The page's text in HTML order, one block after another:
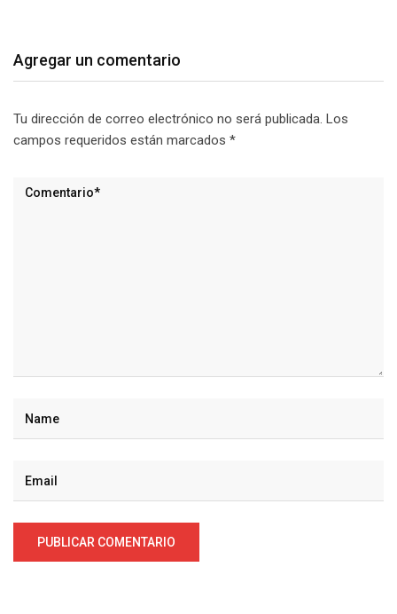
Agregar un comentario
Tu dirección de correo electrónico no será publicada. Los
campos requeridos están marcados *